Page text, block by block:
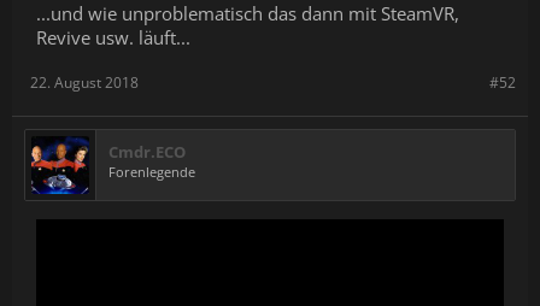
...und wie unproblematisch das dann mit SteamVR,
Revive usw. läuft...
#52
22. August 2018
Cmdr.ECO
Forenlegende